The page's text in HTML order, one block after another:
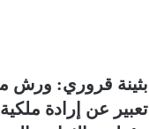
بثينة قروري: ورش
تعبير عن إرادة